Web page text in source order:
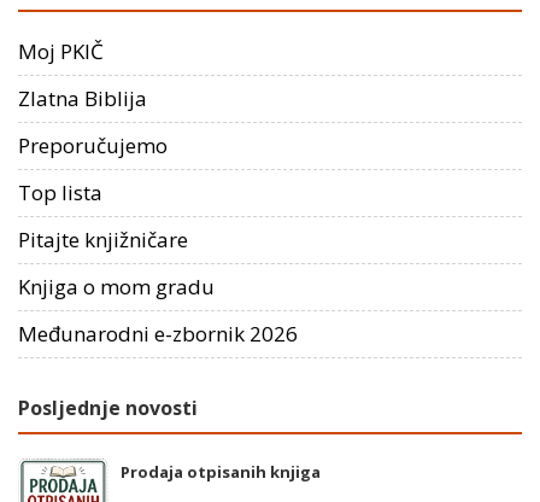
Moj PKIČ
Zlatna Biblija
Preporučujemo
Top lista
Pitajte knjižničare
Knjiga o mom gradu
Međunarodni e-zbornik 2026
Posljednje novosti
Prodaja otpisanih knjiga